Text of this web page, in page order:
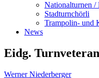
Nationalturnen /
Stadturnchörli
Trampolin- und
News
Eidg.
Werner Niederberger